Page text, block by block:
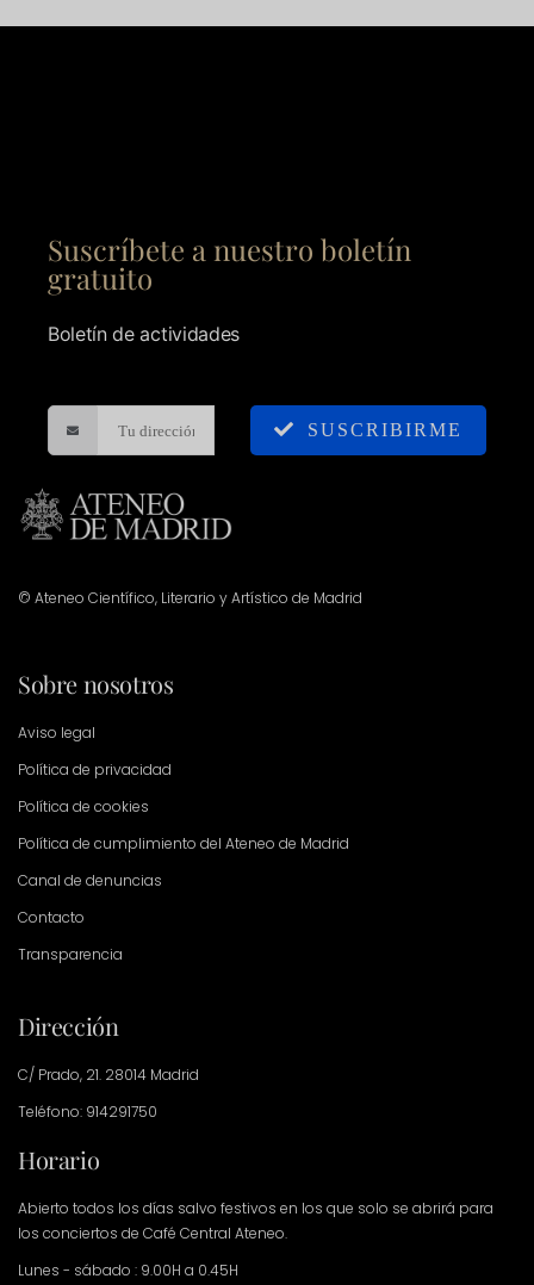
Suscríbete a nuestro boletín
gratuito
Boletín de actividades
SUSCRIBIRME
© Ateneo Científico, Literario y Artístico de Madrid
Sobre nosotros
Aviso legal
Política de privacidad
Política de cookies
Política de cumplimiento del Ateneo de Madrid
Canal de denuncias
Contacto
Transparencia
Dirección
C/ Prado, 21. 28014 Madrid
Teléfono: 914291750
Horario
Abierto todos los días salvo festivos en los que solo se abrirá para
los conciertos de Café Central Ateneo.
Lunes - sábado : 9.00H a 0.45H